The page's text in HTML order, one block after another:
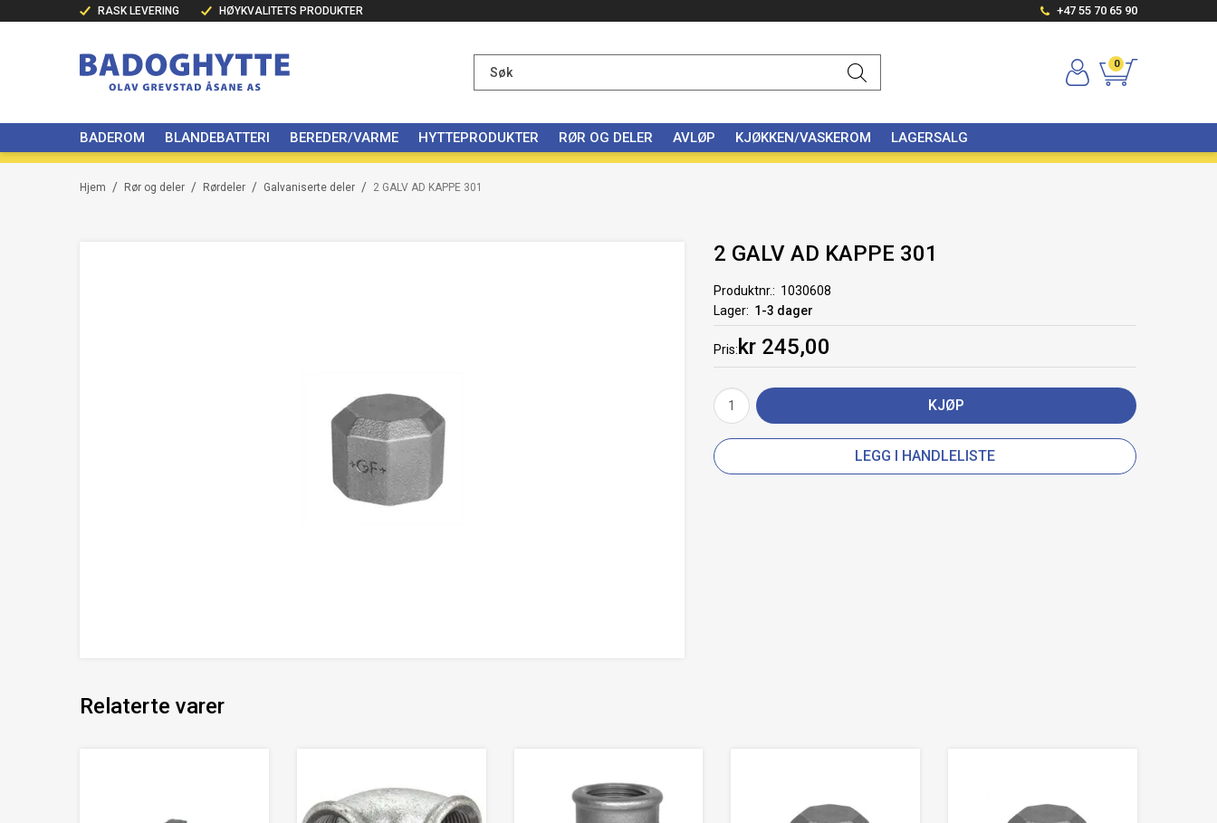
RASK LEVERING HØYKVALITETS PRODUKTER +47 55 70 65 90
0
BADEROM BLANDEBATTERI BEREDER/VARME HYTTEPRODUKTER RØR OG DELER AVLØP KJØKKEN/VASKEROM LAGERSALG
/
Hjem /
Rør og deler /
Rørdeler /
Galvaniserte deler 2 GALV AD KAPPE 301
2 GALV AD KAPPE 301
Produktnr.
1030608
Lager
1-3 dager
Pris kr 245,00
KJØP
LEGG I HANDLELISTE
Relaterte varer